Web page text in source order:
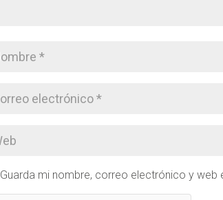
Guarda mi nombre, correo electrónico y